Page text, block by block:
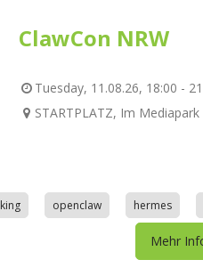
ClawCon NRW
Tuesday, 11.08.26, 18:00 -
STARTPLATZ, Im
openclaw hermes
Mehr